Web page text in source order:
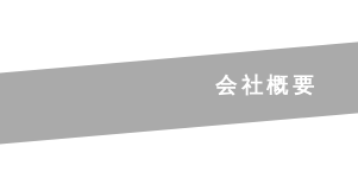
会社概要